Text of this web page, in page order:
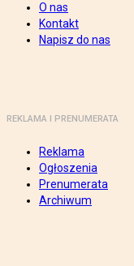
O nas
Kontakt
Napisz do nas
REKLAMA I PRENUMERATA
Reklama
Ogłoszenia
Prenumerata
Archiwum